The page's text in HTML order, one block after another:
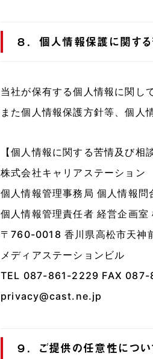
８．個人情報保護に関す
当社が保有する個人情報に関し
また個人情報保護方針等、個人
【個人情報に関する苦情及び相
株式会社キャリアステーション
個人情報管理事務局 個人情報問
個人情報管理責任者 経営企画室
〒760-0018 香川県高松市天神
メディアステーションビル
TEL 087-861-2229 FAX
privacy@cast.ne.jp
９．ご提供の任意性につい